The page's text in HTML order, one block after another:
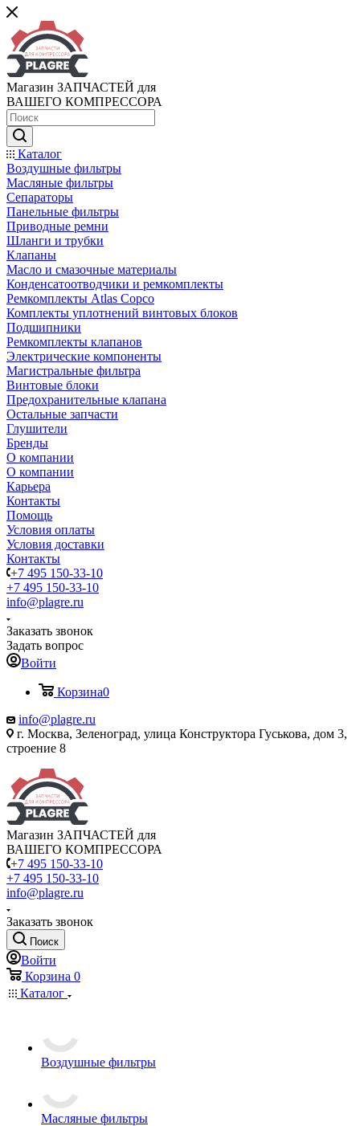
Магазин ЗАПЧАСТЕЙ для
ВАШЕГО КОМПРЕССОРА
Каталог
Воздушные фильтры
Масляные фильтры
Сепараторы
Панельные фильтры
Приводные ремни
Шланги и трубки
Клапаны
Масло и смазочные материалы
Конденсатоотводчики и ремкомплекты
Ремкомплекты Atlas Copco
Комплекты уплотнений винтовых блоков
Подшипники
Ремкомплекты клапанов
Электрические компоненты
Магистральные фильтра
Винтовые блоки
Предохранительные клапана
Остальные запчасти
Глушители
Бренды
О компании
О компании
Карьера
Контакты
Помощь
Условия оплаты
Условия доставки
Контакты
+7 495 150-33-10
+7 495 150-33-10
info@plagre.ru
Заказать звонок
Задать вопрос
Войти
Корзина0
info@plagre.ru
г. Москва, Зеленоград, улица Конструктора Гуськова, дом 3,
строение 8
Магазин ЗАПЧАСТЕЙ для
ВАШЕГО КОМПРЕССОРА
+7 495 150-33-10
+7 495 150-33-10
info@plagre.ru
Заказать звонок
Поиск
Войти
Корзина 0
Каталог
Воздушные фильтры
Масляные фильтры